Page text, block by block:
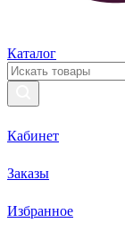
Каталог
Кабинет
Заказы
Избранное